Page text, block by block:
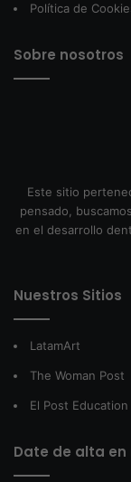
Política de
Sobre nosotros
Este sitio
pensado,
en el desarrollo
Nuestros Sitios
LatamArt
The Woman Post
El Post Education
Date de alta